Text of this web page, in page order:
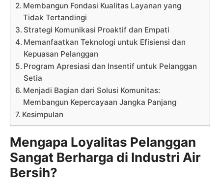
Membangun Fondasi Kualitas Layanan yang
Tidak Tertandingi
Strategi Komunikasi Proaktif dan Empati
Memanfaatkan Teknologi untuk Efisiensi dan
Kepuasan Pelanggan
Program Apresiasi dan Insentif untuk Pelanggan
Setia
Menjadi Bagian dari Solusi Komunitas:
Membangun Kepercayaan Jangka Panjang
Kesimpulan
Mengapa Loyalitas Pelanggan
Sangat Berharga di Industri Air
Bersih?